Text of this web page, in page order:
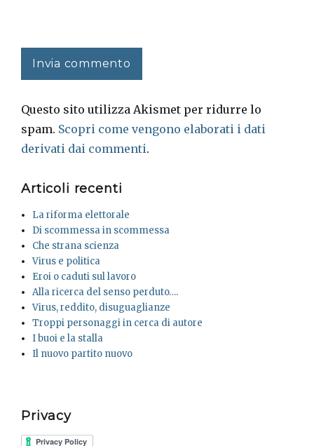
Questo sito utilizza Akismet per ridurre lo
spam. Scopri come vengono elaborati i dati
derivati dai commenti.
Articoli recenti
La riforma elettorale
Di scommessa in scommessa
Che strana scienza
Virus e politica
Eroi o caduti sul lavoro
Alla ricerca del senso perduto….
Virus, reddito, disuguaglianze
Troppi personaggi in cerca di autore
I buoi e la stalla
Il nuovo partito nuovo
Privacy